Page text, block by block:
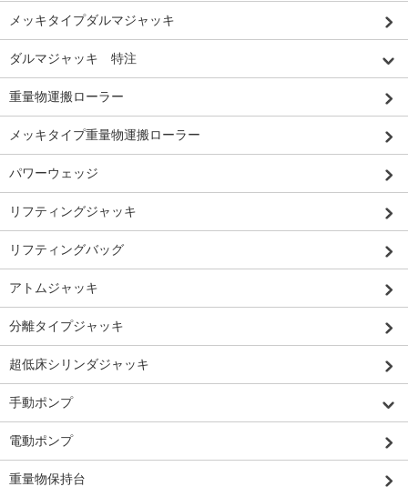
メッキタイプダルマジャッキ
ダルマジャッキ 特注
重量物運搬ローラー
メッキタイプ重量物運搬ローラー
パワーウェッジ
リフティングジャッキ
リフティングバッグ
アトムジャッキ
分離タイプジャッキ
超低床シリンダジャッキ
手動ポンプ
電動ポンプ
重量物保持台